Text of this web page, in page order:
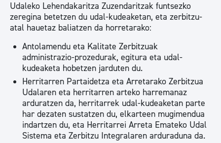
Udaleko Lehendakaritza Zuzendaritzak funtsezko
zeregina betetzen du udal-kudeaketan, eta zerbitzu-
atal hauetaz baliatzen da horretarako:
Antolamendu eta Kalitate Zerbitzuak
administrazio-prozedurak, egitura eta udal-
kudeaketa hobetzen jarduten du.
Herritarren Partaidetza eta Arretarako Zerbitzua
Udalaren eta herritarren arteko harremanaz
arduratzen da, herritarrek udal-kudeaketan parte
har dezaten sustatzen du, elkarteen mugimendua
indartzen du, eta Herritarrei Arreta Emateko Udal
Sistema eta Zerbitzu Integralaren arduraduna da.